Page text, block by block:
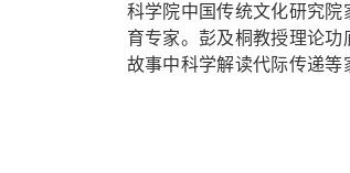
科学院中国传统文化研究
育专家。彭及桐教授理论
故事中科学解读代际传递等